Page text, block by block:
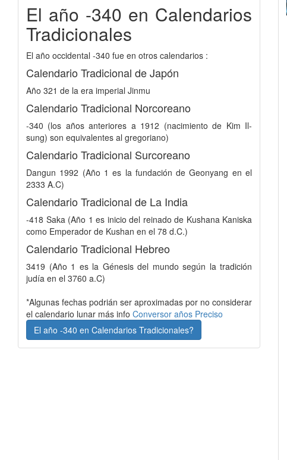
El año -340 en Calendarios
Tradicionales
El año occidental -340 fue en otros calendarios :
Calendario Tradicional de Japón
Año 321 de la era imperial Jinmu
Calendario Tradicional Norcoreano
-340 (los años anteriores a 1912 (nacimiento de Kim Il-
sung) son equivalentes al gregoriano)
Calendario Tradicional Surcoreano
Dangun 1992 (Año 1 es la fundación de Geonyang en el
2333 A.C)
Calendario Tradicional de La India
-418 Saka (Año 1 es inicio del reinado de Kushana Kaniska
como Emperador de Kushan en el 78 d.C.)
Calendario Tradicional Hebreo
3419 (Año 1 es la Génesis del mundo según la tradición
judía en el 3760 a.C)
*Algunas fechas podrián ser aproximadas por no considerar
el calendario lunar más info Conversor años Preciso
El año -340 en Calendarios Tradicionales?